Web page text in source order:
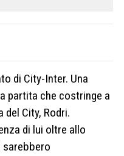
di City-Inter. Una
partita che costringe a
City, Rodri.
di lui oltre allo